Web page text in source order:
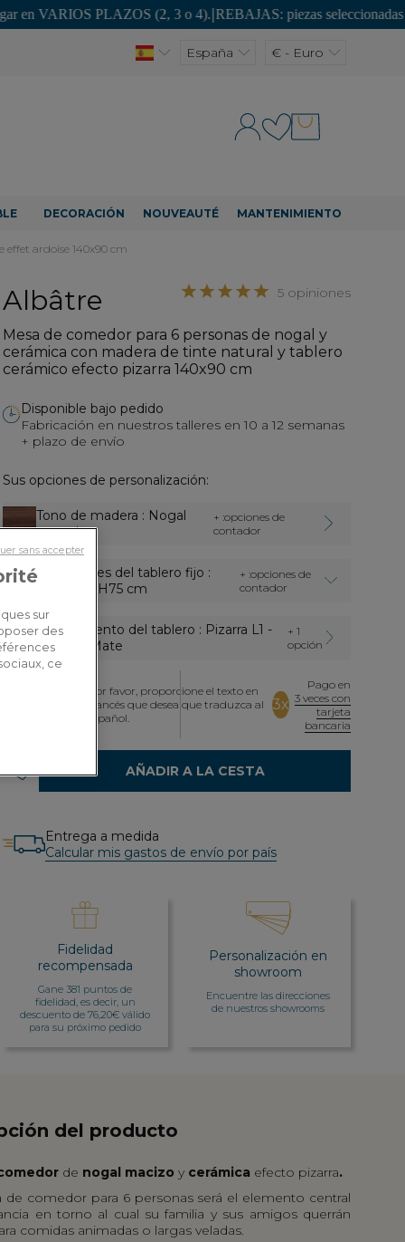
PLAZOS (2, 3 o 4).|REBAJAS: piezas seleccionadas con hasta un
España € - Euro
DECORACIÓN NOUVEAUTÉ MANTENIMIENTO
ardoise 140x90 cm
5 opiniones
Albâtre
Mesa de comedor para 6 personas de nogal y
cerámica con madera de tinte natural y tablero
cerámico efecto pizarra 140x90 cm
Disponible bajo pedido
Fabricación en nuestros talleres en 10 a 12 semanas
+ plazo de envío
Sus opciones de personalización:
Tono de madera : Nogal
natural
+ :opciones de
contador
Dimensiones del tablero fijo :
L140xP90xH75 cm
+ :opciones de
contador
Revestimiento del tablero : Pizarra L1 -
Acabado Mate
+ 1
opción
Por favor, proporcione el texto en
francés que desea que traduzca al
español.
3x
Pago en
3 veces con
tarjeta
bancaria
AÑADIR A LA CESTA
Entrega a medida
Calcular mis gastos de envío por país
Fidelidad
recompensada
Gane 381 puntos de
fidelidad, es decir, un
descuento de 76,20€ válido
para su próximo pedido
Personalización en
showroom
Encuentre las direcciones
de nuestros showrooms
del producto
de nogal macizoy cerámica efecto pizarra.
de comedor para 6 personas será el elemento central
en torno al cual su familia y sus amigos querrán
comidas animadas o largas veladas.
sur
des
ce
sans accepter